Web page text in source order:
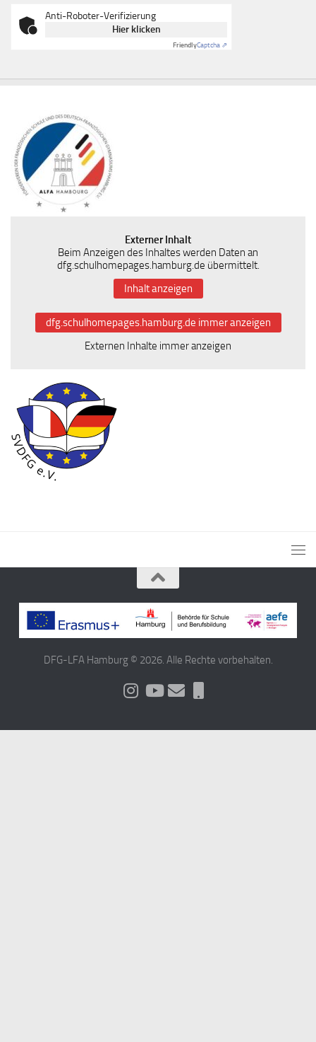
Anti-Roboter-Verifizierung
Hier klicken
FriendlyCaptcha ⇗
Externer Inhalt
Beim Anzeigen des Inhaltes werden Daten an
dfg.schulhomepages.hamburg.de übermittelt.
Inhalt anzeigen
dfg.schulhomepages.hamburg.de immer anzeigen
Externen Inhalte immer anzeigen
DFG-LFA Hamburg © 2026. Alle Rechte vorbehalten.